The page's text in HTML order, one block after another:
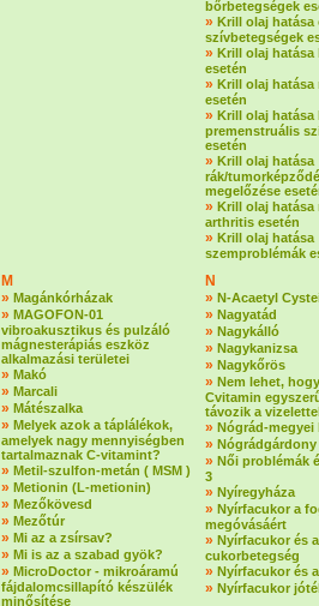
bőrbetegségek
» Krill olaj hatása
szívbetegségek
» Krill olaj hatása
esetén
» Krill olaj hatása
esetén
» Krill olaj hatása
premenstruális
esetén
» Krill olaj hatása
rák/
megelőzése
» Krill olaj hatása
arthritis esetén
» Krill olaj hatása
szemproblémák
M
» Magánkórházak
» MAGOFON-01
vibroakusztikus és pulzáló
mágnesterápiás eszköz
alkalmazási területei
» Makó
» Marcali
» Mátészalka
» Melyek azok a táplálékok,
amelyek nagy mennyiségben
tartalmaznak C-vitamint?
» Metil-szulfon-metán ( MSM )
» Metionin (L-metionin)
» Mezőkövesd
» Mezőtúr
» Mi az a zsírsav?
» Mi is az a szabad gyök?
» MicroDoctor - mikroáramú
fájdalomcsillapító készülék
minősítése
N
» N-Acaetyl
» Nagyatád
» Nagykálló
» Nagykanizsa
» Nagykőrös
» Nem lehet,
Cvitamin
távozik a
» Nógrád-
» Nógrádgárdony
» Női problémák
3
» Nyíregyháza
» Nyírfacukor a
megóvásáért
» Nyírfacukor és a
cukorbetegség
» Nyírfacukor és
» Nyírfacukor